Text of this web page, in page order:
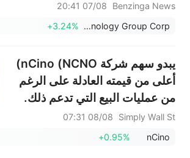
Benzinga News
07/08 20:41
Trump Media & Technology Group Corp.
+3.24%
يبدو سهم شركة nCino (NCNO)
أعلى من قيمته العادلة على الرغم
من عمليات البيع التي تدعم ذلك.
Simply Wall St
08/08 07:31
nCino
+0.95%